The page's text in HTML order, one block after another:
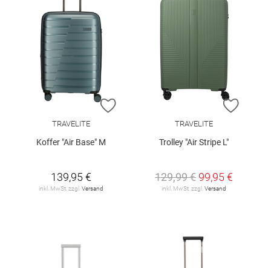
ZUR WUNSCHLISTE HINZUFÜGEN
TRAVELITE
Koffer "Air Base" M
139,95 €
inkl. MwSt. zzgl. Versand
ZUR
TRAVELITE
Trolley "Air Stripe L"
129,99 € 99,95 €
inkl. MwSt. zzgl. Versand